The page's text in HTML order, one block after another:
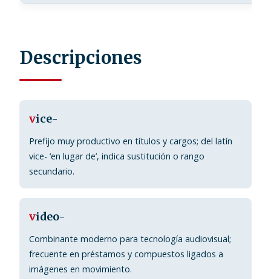
Descripciones
vice-
Prefijo muy productivo en títulos y cargos; del latín
vice- ‘en lugar de’, indica sustitución o rango
secundario.
video-
Combinante moderno para tecnología audiovisual;
frecuente en préstamos y compuestos ligados a
imágenes en movimiento.